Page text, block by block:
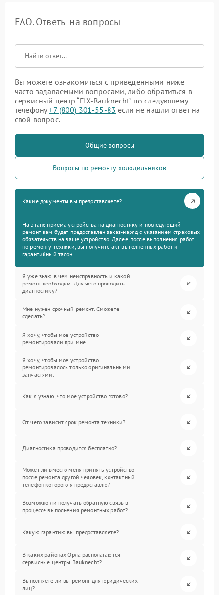
FAQ. Ответы на вопросы
Вы можете ознакомиться с приведенными ниже
часто задаваемыми вопросами, либо обратиться в
сервисный центр “FIX-Bauknecht” по следующему
телефону+7 (800) 301-55-83 если не нашли ответ на
свой вопрос.
Общие вопросы
Вопросы по ремонту холодильников
Какие документы вы предоставляете?
На этапе приема устройства на диагностику и последующий
ремонт вам будет предоставлен заказ-наряд с указанием страховых
обязательств на ваше устройство. Далее, после выполнения работ
по ремонту техники, вы получите акт выполненных работ и
гарантийный талон.
Я уже знаю в чем неисправность и какой
ремонт необходим. Для чего проводить
диагностику?
Мне нужен срочный ремонт. Сможете
сделать?
Я хочу, чтобы мое устройство
ремонтировали при мне.
Я хочу, чтобы мое устройство
ремонтировалось только оригинальными
запчастями.
Как я узнаю, что мое устройство готово?
От чего зависит срок ремонта техники?
Диагностика проводится бесплатно?
Может ли вместо меня принять устройство
после ремонта другой человек, контактный
телефон которого я предоставлю?
Возможно ли получать обратную связь в
процессе выполнения ремонтных работ?
Какую гарантию вы предоставляете?
В каких районах Орла располагаются
сервисные центры Bauknecht?
Выполняете ли вы ремонт для юридических
лиц?